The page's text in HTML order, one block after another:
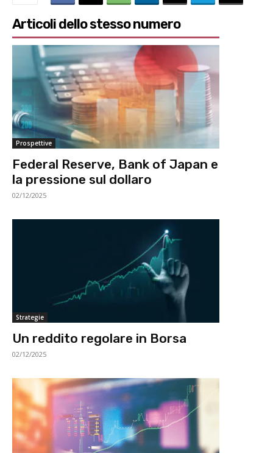
Articoli dello stesso numero
Prospettive
Federal Reserve, Bank of Japan e
la pressione sul dollaro
02/12/2025
Strategie
Un reddito regolare in Borsa
02/12/2025